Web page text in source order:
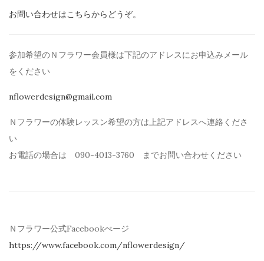
お問い合わせはこちらからどうぞ。
参加希望のＮフラワー会員様は下記のアドレスにお申込みメール
を ください
nflowerdesign@gmail.com
Ｎフラワーの体験レッスン希望の方は上記アドレスへ連絡くださ
い
お電話の場合は 090-4013-3760 までお問い合わせください
Ｎフラワー公式Facebookぺージ
https://www.facebook.com/nflowerdesign/